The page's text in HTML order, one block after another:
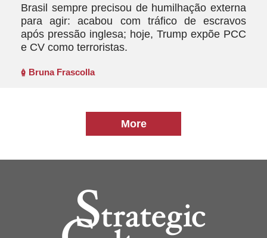
Brasil sempre precisou de humilhação externa
para agir: acabou com tráfico de escravos
após pressão inglesa; hoje, Trump expõe PCC
e CV como terroristas.
Bruna Frascolla
More